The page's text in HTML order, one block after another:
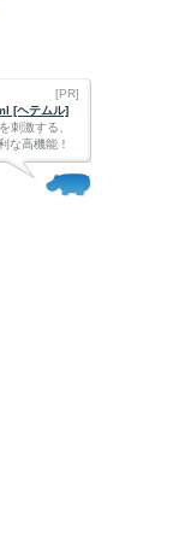
[PR]
[ヘテムル]
刺激する、
な高機能！